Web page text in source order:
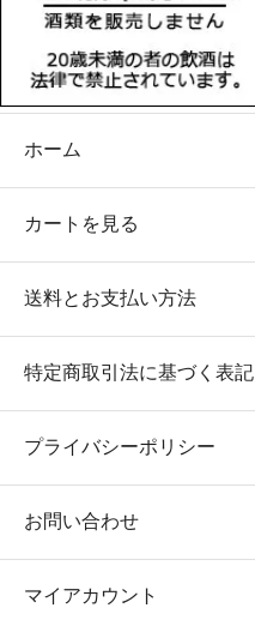
ホーム
カートを見る
送料とお支払い方法
特定商取引法に基づく表記
プライバシーポリシー
お問い合わせ
マイアカウント